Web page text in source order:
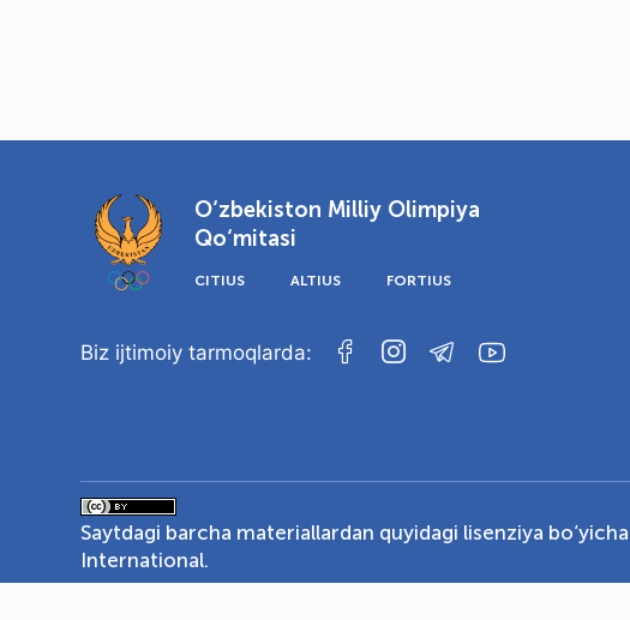
O‘zbekiston Milliy Olimpiya
Qo‘mitasi
CITIUS ALTIUS FORTIUS
Biz ijtimoiy tarmoqlarda:
Saytdagi barcha materiallardan quyidagi lisenziya
International.